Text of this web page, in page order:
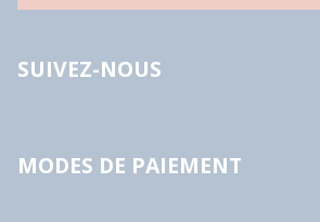
SUIVEZ-NOUS
MODES DE PAIEMENT